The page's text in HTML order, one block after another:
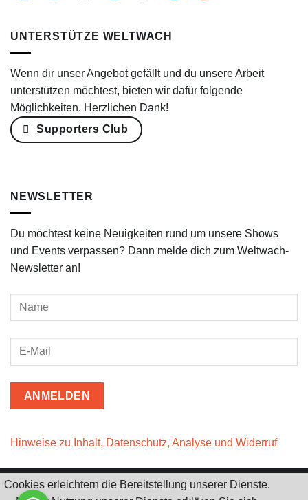
UNTERSTÜTZE WELTWACH
Wenn dir unser Angebot gefällt und du unsere Arbeit
unterstützen möchtest, bieten wir dafür folgende
Möglichkeiten. Herzlichen Dank!
Supporters Club
NEWSLETTER
Du möchtest keine Neuigkeiten rund um unsere Shows
und Events verpassen? Dann melde dich zum Weltwach-
Newsletter an!
Hinweise zu Inhalt, Datenschutz, Analyse und Widerruf
KontaktI DatenschutzerklärungIImpressum
Cookies erleichtern die Bereitstellung unserer Dienste.